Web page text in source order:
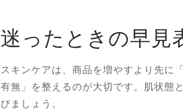
迷ったときの早見
スキンケアは、商品を増やすより先に
有無」を整えるのが大切です。肌状態
びましょう。